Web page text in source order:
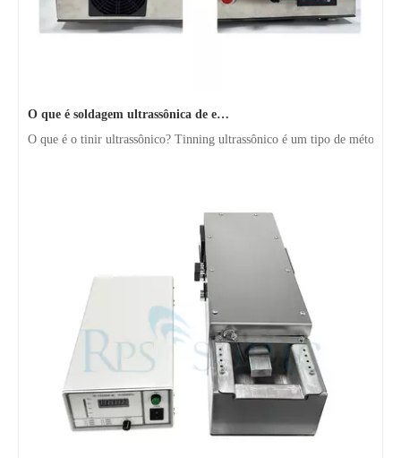
O que é o tinir ultrassônico? Tinning ultrassônico é um tipo de método